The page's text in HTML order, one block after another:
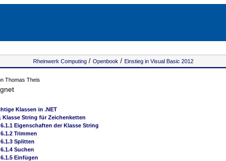
Rheinwerk Computing / Openbook / Einstieg in Visual Basic 2012
Thomas Theis
Klassen in .NET
Klasse String für Zeichenketten
6.1.1 Eigenschaften der Klasse String
6.1.2 Trimmen
6.1.3 Splitten
6.1.4 Suchen
6.1.5 Einfügen